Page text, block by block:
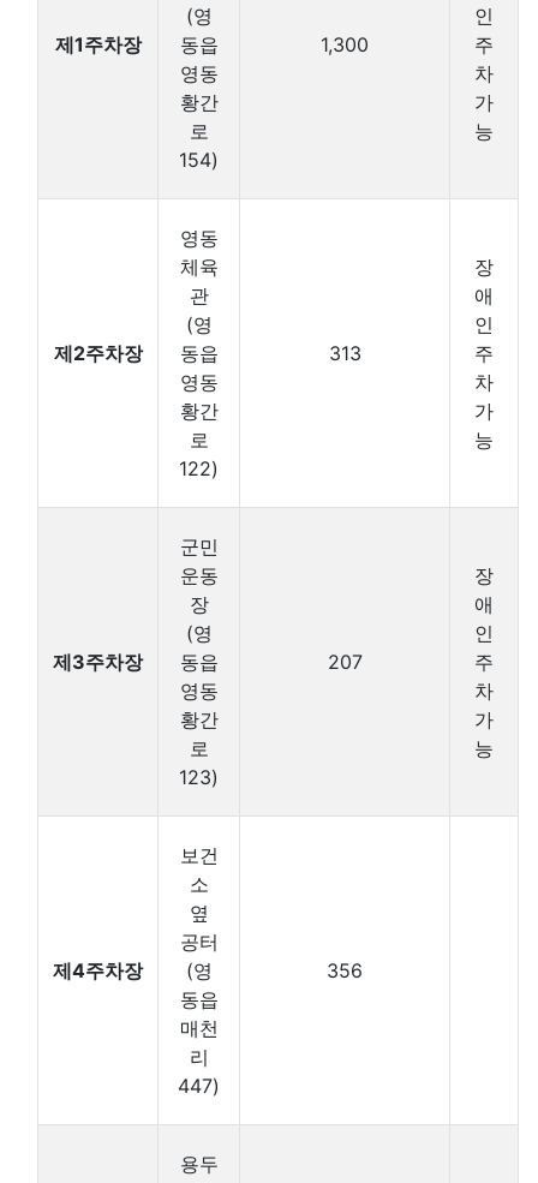
제1주차장
(영
동읍
영동
황간
로
154)
1,300
인
주
차
가
능
제2주차장
영동
체육
관
(영
동읍
영동
황간
로
122)
313
장
애
인
주
차
가
능
제3주차장
군민
운동
장
(영
동읍
영동
황간
로
123)
207
장
애
인
주
차
가
능
제4주차장
보건
소
옆
공터
(영
동읍
매천
리
447)
356
용두